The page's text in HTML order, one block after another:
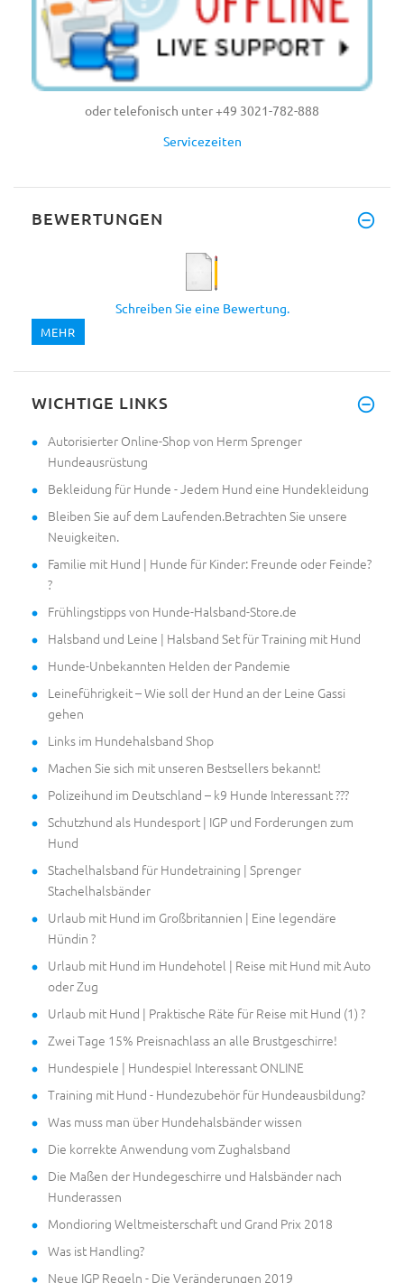
oder telefonisch unter +49 3021-782-888
Servicezeiten
BEWERTUNGEN
Schreiben Sie eine Bewertung.
MEHR
WICHTIGE LINKS
Autorisierter Online-Shop von Herm Sprenger
Hundeausrüstung
Bekleidung für Hunde - Jedem Hund eine Hundekleidung
Bleiben Sie auf dem Laufenden.Betrachten Sie unsere
Neuigkeiten.
Familie mit Hund | Hunde für Kinder: Freunde oder Feinde?
?
Frühlingstipps von Hunde-Halsband-Store.de
Halsband und Leine | Halsband Set für Training mit Hund
Hunde-Unbekannten Helden der Pandemie
Leineführigkeit – Wie soll der Hund an der Leine Gassi
gehen
Links im Hundehalsband Shop
Machen Sie sich mit unseren Bestsellers bekannt!
Polizeihund im Deutschland – k9 Hunde Interessant ???
Schutzhund als Hundesport | IGP und Forderungen zum
Hund
Stachelhalsband für Hundetraining | Sprenger
Stachelhalsbänder
Urlaub mit Hund im Großbritannien | Eine legendäre
Hündin ?
Urlaub mit Hund im Hundehotel | Reise mit Hund mit Auto
oder Zug
Urlaub mit Hund | Praktische Räte für Reise mit Hund (1) ?
Zwei Tage 15% Preisnachlass an alle Brustgeschirre!
Hundespiele | Hundespiel Interessant ONLINE
Training mit Hund - Hundezubehör für Hundeausbildung?
Was muss man über Hundehalsbänder wissen
Die korrekte Anwendung vom Zughalsband
Die Maßen der Hundegeschirre und Halsbänder nach
Hunderassen
Mondioring Weltmeisterschaft und Grand Prix 2018
Was ist Handling?
Neue IGP Regeln - Die Veränderungen 2019